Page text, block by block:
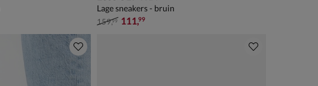
Lage sneakers - bruin
van € 159,99 voor € 111,99
159,99 111,99